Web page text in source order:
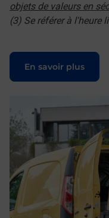
objets de valeurs en
(3) Se référer à l'heure
En savoir plus
Le lien s'ouvre dans